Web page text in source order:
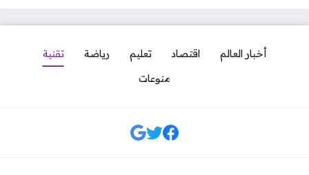
أخبار العالم اقتصاد تعليم رياضة
تقنية
منوعات
مواقع التواصل